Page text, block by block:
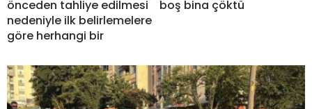
önceden tahliye edilmesi
nedeniyle ilk belirlemelere
göre herhangi bir
boş bina çöktü